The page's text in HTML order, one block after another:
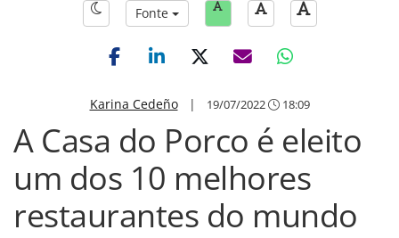
Fonte
Karina Cedeño| 19/07/2022 18:09
A Casa do Porco é eleito
um dos 10 melhores
restaurantes do mundo